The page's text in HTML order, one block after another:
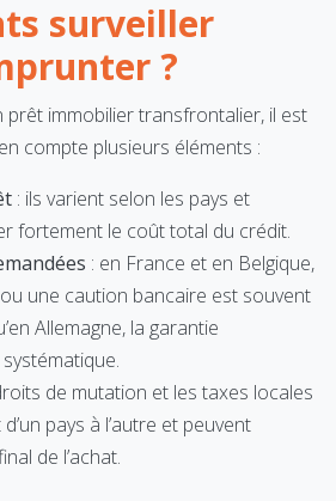
surveiller
?
prêt immobilier transfrontalier, il est
compte plusieurs éléments :
: ils varient selon les pays et
fortement le coût total du crédit.
: en France et en Belgique,
une caution bancaire est souvent
Allemagne, la garantie
de mutation et les taxes locales
pays à l’autre et peuvent
de l’achat.